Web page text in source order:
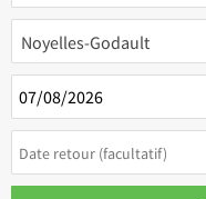
Noyelles-Godault